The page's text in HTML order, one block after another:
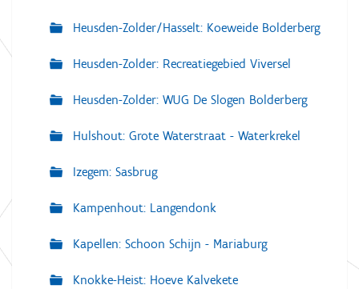
Heusden-Zolder/Hasselt: Koeweide Bolderberg
Heusden-Zolder: Recreatiegebied Viversel
Heusden-Zolder: WUG De Slogen Bolderberg
Hulshout: Grote Waterstraat - Waterkrekel
Izegem: Sasbrug
Kampenhout: Langendonk
Kapellen: Schoon Schijn - Mariaburg
Knokke-Heist: Hoeve Kalvekete